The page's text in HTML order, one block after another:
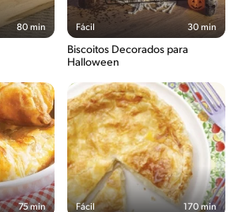
80 min Fácil 30 min
Biscoitos Decorados para
Halloween
75 min Fácil 170 min